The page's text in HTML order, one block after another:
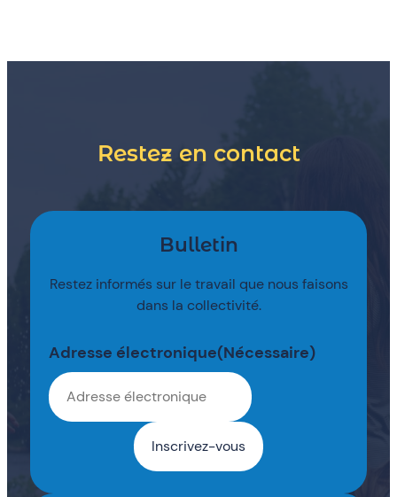
Restez en contact
Bulletin
Restez informés sur le travail que nous faisons
dans la collectivité.
Adresse électronique(Nécessaire)